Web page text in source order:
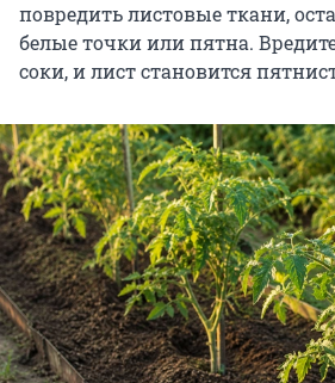
повредить листовые ткани,
белые точки или пятна.
соки, и лист становится